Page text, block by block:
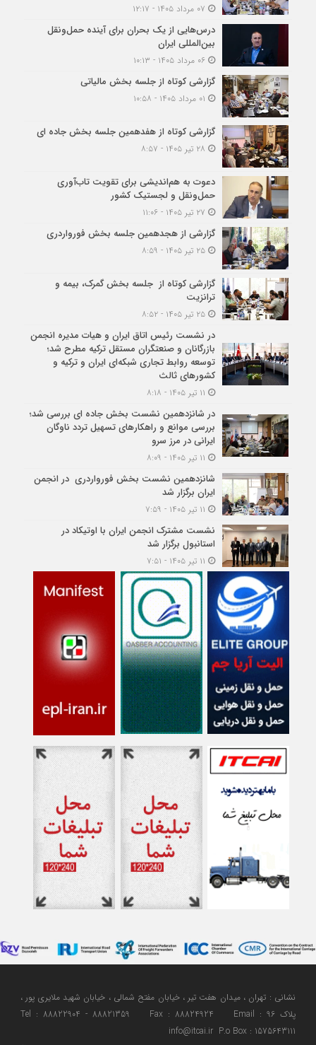
درس‌هایی از یک بحران برای آینده حمل‌ونقل
بین‌المللی ایران
گزارشی کوتاه از جلسه بخش مالیاتی
گزارشی کوتاه از هفدهمین جلسه بخش جاده ای
دعوت به هم‌اندیشی برای تقویت تاب‌آوری
حمل‌ونقل و لجستیک کشور
گزارشی از هجدهمین جلسه بخش فورواردری
۲۵ تیر ۱۴۰۵ - ۸:۵۹
گزارشی کوتاه از جلسه بخش گمرک، بیمه و
ترانزیت
۲۵ تیر ۱۴۰۵ - ۸:۵۲
در نشست رئیس اتاق ایران و هیات مدیره انجمن
بازرگانان و صنعتگران مستقل ترکیه مطرح شد؛
توسعه روابط تجاری شبکه‌ای ایران و ترکیه و
کشورهای ثالث
در شانزدهمین نشست بخش جاده ای بررسی شد؛
بررسی موانع و راهکارهای تسهیل تردد ناوگان
ایرانی در مرز سرو
شانزدهمین نشست بخش فورواردری در انجمن
ایران برگزار شد
نشست مشترک انجمن ایران با اوتیکاد در
استانبول برگزار شد
نشانی : تهران ، میدان هفت تیر ، خیابان مفتح شمالی ، خیابان شهید ملایری پور ،
پلاک 96 Tel : 88822904 - 88821359 Fax : 88824924 Email :
info@itcai.ir P.o Box : 1575643111